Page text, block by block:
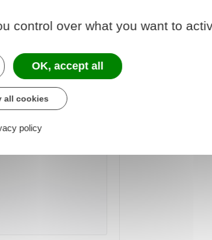
sur le site de
peut être trop
une nouvelle
la démarche pour
perdu ou la
control over what you want to
OK, accept all
all cookies
policy